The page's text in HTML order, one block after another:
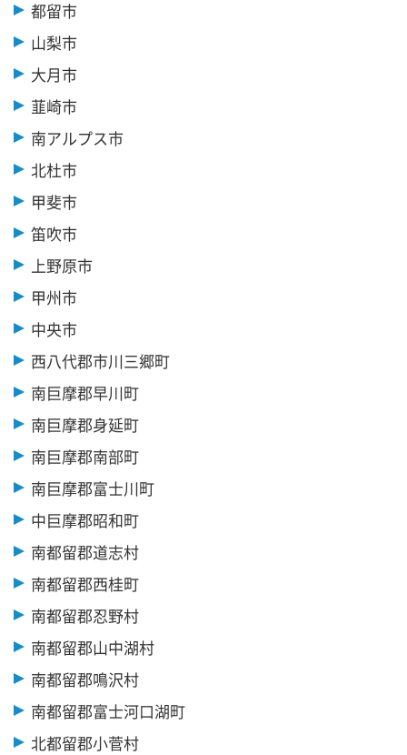
都留市
山梨市
大月市
韮崎市
南アルプス市
北杜市
甲斐市
笛吹市
上野原市
甲州市
中央市
西八代郡市川三郷町
南巨摩郡早川町
南巨摩郡身延町
南巨摩郡南部町
南巨摩郡富士川町
中巨摩郡昭和町
南都留郡道志村
南都留郡西桂町
南都留郡忍野村
南都留郡山中湖村
南都留郡鳴沢村
南都留郡富士河口湖町
北都留郡小菅村